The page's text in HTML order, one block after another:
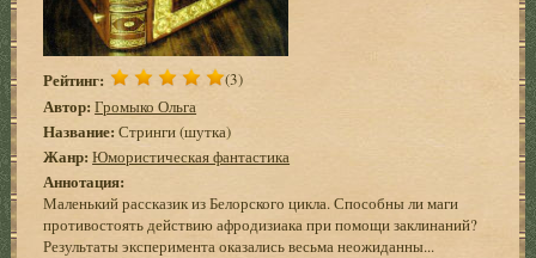
Рейтинг: (3)
Автор: Громыко Ольга
Название: Стринги (шутка)
Жанр: Юмористическая фантастика
Аннотация:
Маленький рассказик из Белорского цикла. Способны ли маги
противостоять действию афродизиака при помощи заклинаний?
Результаты эксперимента оказались весьма неожиданны...